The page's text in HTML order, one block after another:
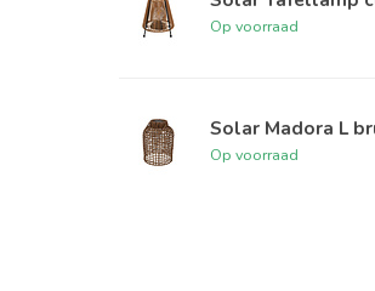
Op voorraad
Solar Madora L
Op voorraad